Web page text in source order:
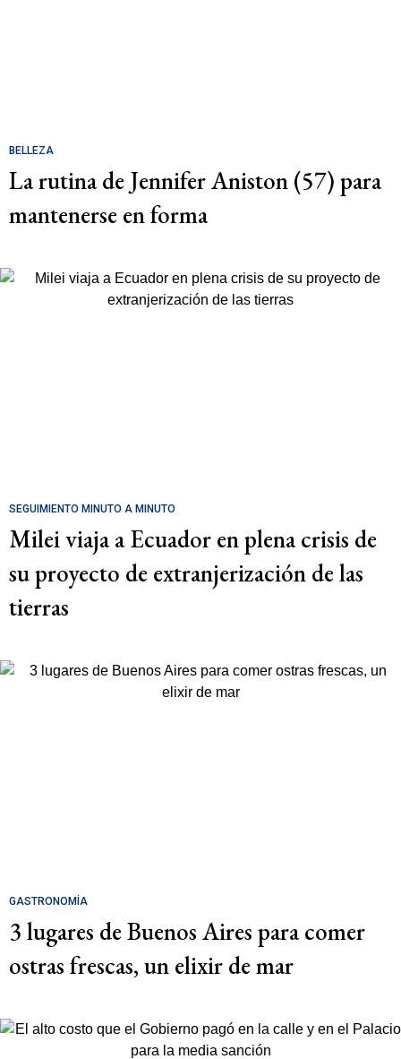
BELLEZA
La rutina de Jennifer Aniston (57) para
mantenerse en forma
SEGUIMIENTO MINUTO A MINUTO
Milei viaja a Ecuador en plena crisis de
su proyecto de extranjerización de las
tierras
GASTRONOMÍA
3 lugares de Buenos Aires para comer
ostras frescas, un elixir de mar